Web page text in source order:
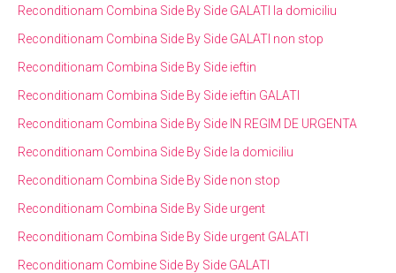
Reconditionam Combina Side By Side GALATI la domiciliu
Reconditionam Combina Side By Side GALATI non stop
Reconditionam Combina Side By Side ieftin
Reconditionam Combina Side By Side ieftin GALATI
Reconditionam Combina Side By Side IN REGIM DE URGENTA
Reconditionam Combina Side By Side la domiciliu
Reconditionam Combina Side By Side non stop
Reconditionam Combina Side By Side urgent
Reconditionam Combina Side By Side urgent GALATI
Reconditionam Combine Side By Side GALATI